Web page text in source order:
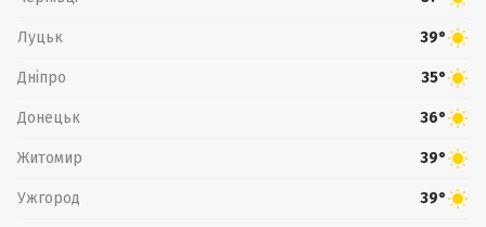
Луцьк 39°
Дніпро 35°
Донецьк 36°
Житомир 39°
Ужгород 39°